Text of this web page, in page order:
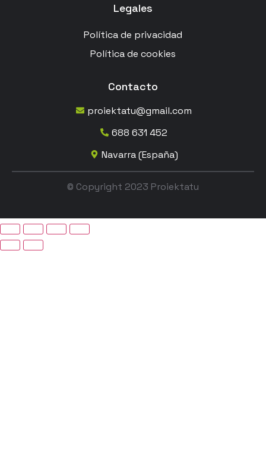
Legales
Política de privacidad
Política de cookies
Contacto
proiektatu@gmail.com
688 631 452
Navarra (España)
© Copyright 2023 Proiektatu